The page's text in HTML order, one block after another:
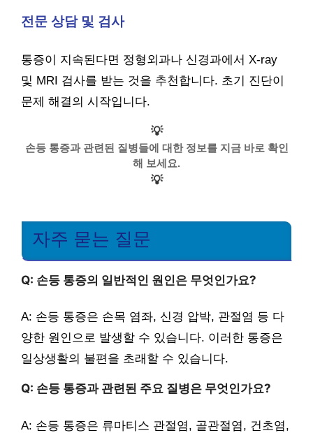
전문 상담 및 검사
통증이 지속된다면 정형외과나 신경과에서 X-ray
및 MRI 검사를 받는 것을 추천합니다. 초기 진단이
문제 해결의 시작입니다.
💡
손등 통증과 관련된 질병들에 대한 정보를 지금 바로 확인
해 보세요.
💡
자주 묻는 질문
Q: 손등 통증의 일반적인 원인은 무엇인가요?
A: 손등 통증은 손목 염좌, 신경 압박, 관절염 등 다
양한 원인으로 발생할 수 있습니다. 이러한 통증은
일상생활의 불편을 초래할 수 있습니다.
Q: 손등 통증과 관련된 주요 질병은 무엇인가요?
A: 손등 통증은 류마티스 관절염, 골관절염, 건초염,